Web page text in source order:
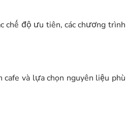
chế độ ưu tiên, các chương trình
và lựa chọn nguyên liệu phù